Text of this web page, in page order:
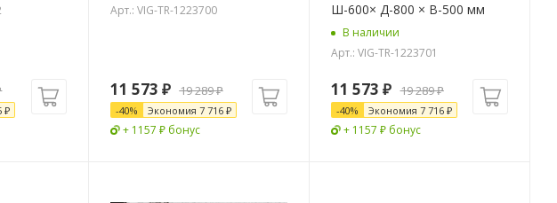
₽
Арт.: VIG-TR-1223700
11 573 ₽ 19 289₽
-40% Экономия 7 716₽
+ 1157 ₽ бонус
Ш-600× Д-800 × В-500 мм
В наличии
Арт.: VIG-TR-1223701
11 573 ₽ 19 289₽
-40% Экономия 7 716₽
+ 1157 ₽ бонус